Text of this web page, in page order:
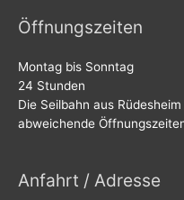
Öffnungszeiten
Montag bis Sonntag
24 Stunden
Die Seilbahn aus
abweichende
Anfahrt / Adresse